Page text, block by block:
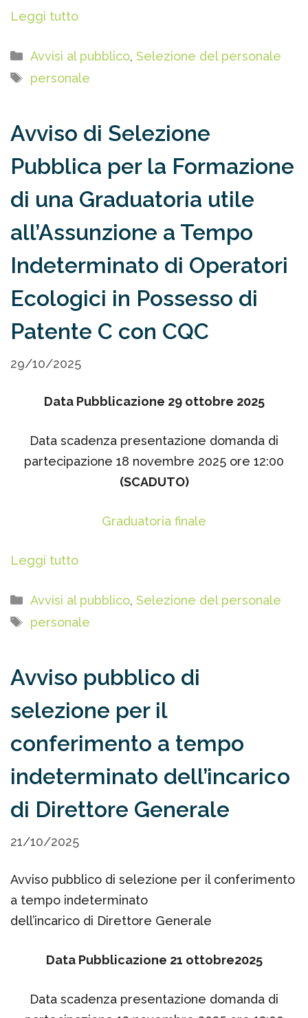
Leggi tutto
Categorie
Avvisi al pubblico, Selezione del personale
Tag
personale
Avviso di Selezione
Pubblica per la Formazione
di una Graduatoria utile
all’Assunzione a Tempo
Indeterminato di Operatori
Ecologici in Possesso di
Patente C con CQC
29/10/2025
Data Pubblicazione 29 ottobre 2025
Data scadenza presentazione domanda di
partecipazione 18 novembre 2025 ore 12:00
(SCADUTO)
Graduatoria finale
Leggi tutto
Categorie
Avvisi al pubblico, Selezione del personale
Tag
personale
Avviso pubblico di
selezione per il
conferimento a tempo
indeterminato dell’incarico
di Direttore Generale
21/10/2025
Avviso pubblico di selezione per il conferimento
a tempo indeterminato
dell’incarico di Direttore Generale
Data Pubblicazione 21 ottobre2025
Data scadenza presentazione domanda di